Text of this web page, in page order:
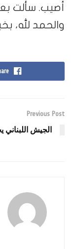
أصيب. سألت
والحمد لله،
Previous Post
الجيش اللبناني